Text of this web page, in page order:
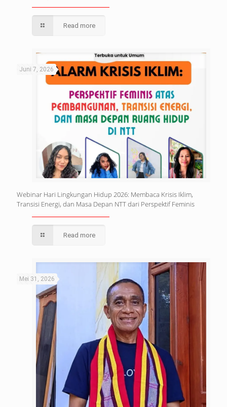
Read more
Juni 7, 2026
Webinar Hari Lingkungan Hidup 2026: Membaca Krisis Iklim,
Transisi Energi, dan Masa Depan NTT dari Perspektif Feminis
Read more
Mei 31, 2026